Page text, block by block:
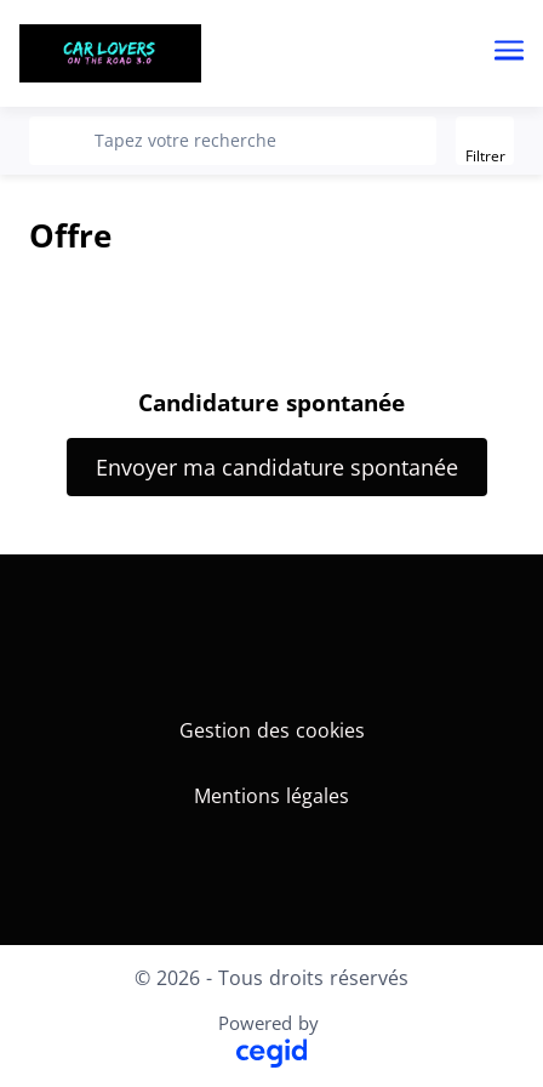
recherche
Tapez votre recherche
Filtrer
Offre
Candidature spontanée
Envoyer ma candidature spontanée
Gestion des cookies
Mentions légales
© 2026 - Tous droits réservés
Powered by